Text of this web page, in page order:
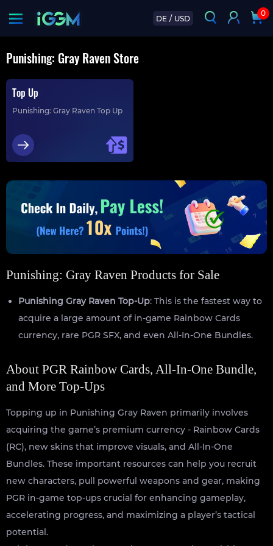
DE / USD
0
Punishing: Gray Raven Store
Top Up
Punishing: Gray Raven Top Up
Punishing: Gray Raven Products for Sale
Punishing Gray Raven Top-Up: This is the fastest way to
acquire a large amount of in-game Rainbow Cards
currency, rare PGR SFX, and even All-In-One Bundles.
About PGR Rainbow Cards, All-In-One Bundle,
and More Top-Ups
Topping up in Punishing Gray Raven primarily involves
acquiring the game’s premium currency - Rainbow Cards
(RC), new skins that improve visuals, and All-In-One
Bundles. These important resources can help you recruit
new characters, pull powerful weapons and gear, making
PGR in-game top-ups crucial for enhancing gameplay,
accelerating progress, and maximizing a player’s tactical
potential.